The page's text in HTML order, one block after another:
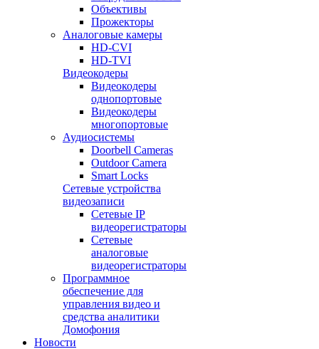
Объективы
Прожекторы
Аналоговые камеры
HD-CVI
HD-TVI
Видеокодеры
Видеокодеры
однопортовые
Видеокодеры
многопортовые
Аудиосистемы
Doorbell Cameras
Outdoor Camera
Smart Locks
Сетевые устройства
видеозаписи
Сетевые IP
видеорегистраторы
Сетевые
аналоговые
видеорегистраторы
Программное
обеспечение для
управления видео и
средства аналитики
Домофония
Новости